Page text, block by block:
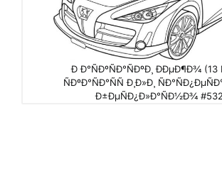
Ð Ð°ÑÐºÑÐ°ÑÐºÐ¸ ÐÐµÐ¶Ð¾ (13
ÑÐºÐ°ÑÐ°ÑÑ Ð¸Ð»Ð¸
Ð±ÐµÑÐ¿Ð»Ð°ÑÐ½Ð¾ #532